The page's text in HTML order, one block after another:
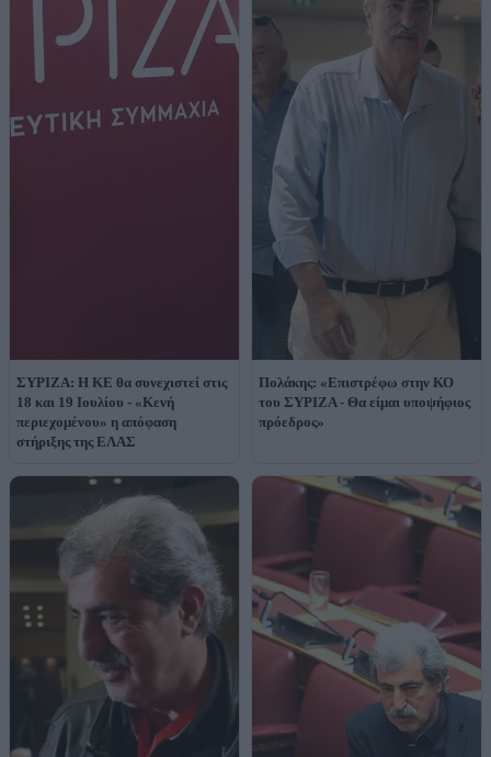
ΣΥΡΙΖΑ: Η ΚΕ θα συνεχιστεί στις
18 και 19 Ιουλίου - «Κενή
περιεχομένου» η απόφαση
στήριξης της ΕΛΑΣ
Πολάκης: «Επιστρέφω στην ΚΟ
του ΣΥΡΙΖΑ - Θα είμαι υποψήφιος
πρόεδρος»